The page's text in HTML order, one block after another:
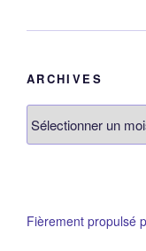
ARCHIVES
Fièrement propulsé